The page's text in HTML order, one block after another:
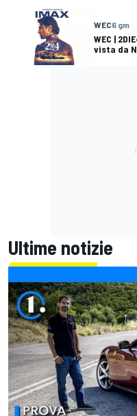
WEC6 gm
WEC |
vista da
Ultime notizie